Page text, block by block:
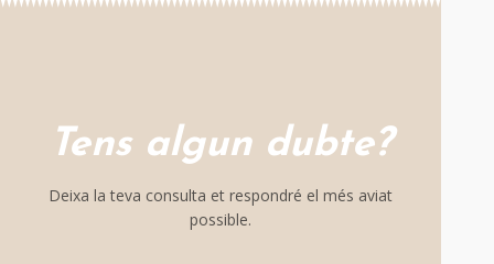
Tens algun dubte?
Deixa la teva consulta et respondré el més aviat
possible.